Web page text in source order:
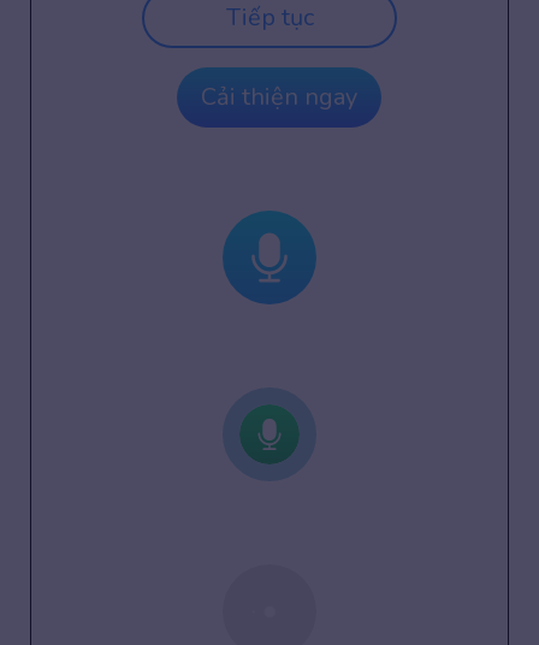
Tiếp tục
Cải thiện ngay